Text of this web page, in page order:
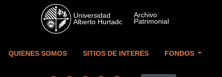
Skip to main content
QUIENES SOMOS SITIOS DE INTERÉS FONDOS